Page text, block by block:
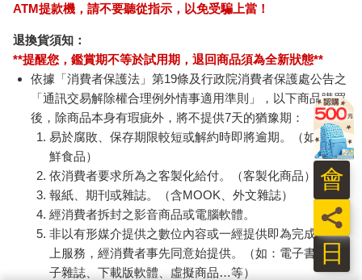
ATM提款機，請不要聽從指示，以免受騙上當！
退換貨須知：
**提醒您，鑑賞期不等於試用期，退回商品須為全新狀態**
依據「消費者保護法」第19條及行政院消費者保護處公告之
「通訊交易解除權合理例外情事適用準則」，以下商品購買
後，除商品本身有瑕疵外，將不提供7天的猶豫期：
易於腐敗、保存期限較短或解約時即將逾期。（如：生
鮮食品）
依消費者要求所為之客製化給付。（客製化商品）
報紙、期刊或雜誌。（含MOOK、外文雜誌）
經消費者拆封之影音商品或電腦軟體。
非以有形媒介提供之數位內容或一經提供即為完成之線
上服務，經消費者事先同意始提供。（如：電子書、電
子雜誌、下載版軟體、虛擬商品…等）
日
員
會